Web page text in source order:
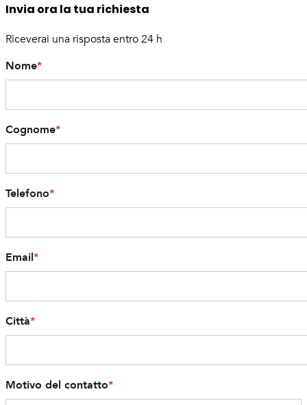
Invia ora la tua richiesta
Riceverai una risposta entro 24 h
Nome*
Cognome*
Telefono*
Email*
Città*
Motivo del contatto*